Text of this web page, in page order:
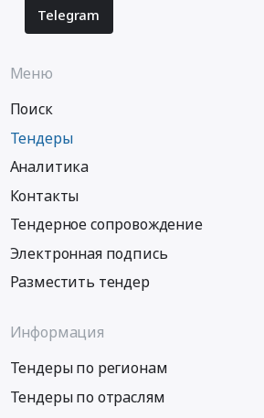
Telegram
Меню
Поиск
Тендеры
Аналитика
Контакты
Тендерное сопровождение
Электронная подпись
Разместить тендер
Информация
Тендеры по регионам
Тендеры по отраслям